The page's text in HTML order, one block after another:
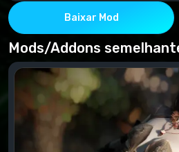
Substituidor de Animação
Projeto Novo Reinado -
Comportamento Ilimitado
Intérprete de Carga
conteúdo do arquivamento
Baixar Mod
Mods/Addons